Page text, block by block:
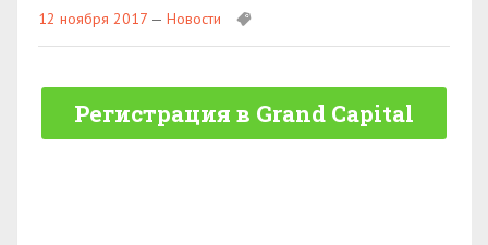
12 ноября 2017 — Новости
Регистрация в Grand Capital